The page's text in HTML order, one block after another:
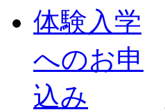
体験入学
へのお申
込み